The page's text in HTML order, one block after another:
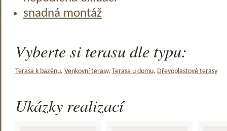
snadná montáž
Vyberte si terasu dle typu:
Terasa k bazénu, Venkovní terasy, Terasa u domu, Dřevoplastové terasy
Ukázky realizací